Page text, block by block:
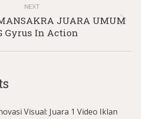
NEXT
Next
post:
JUARA UMUM
Gyrus In Action
Visual: Juara 1 Video Iklan